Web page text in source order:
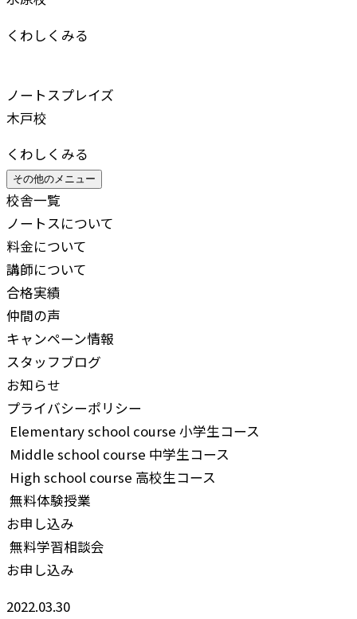
くわしくみる
ノートスプレイズ
木戸校
くわしくみる
その他のメニュー
校舎一覧
ノートスについて
料金について
講師について
合格実績
仲間の声
キャンペーン情報
スタッフブログ
お知らせ
プライバシーポリシー
Elementary school course 小学生コース
Middle school course 中学生コース
High school course 高校生コース
無料体験授業
お申し込み
無料学習相談会
お申し込み
2022.03.30